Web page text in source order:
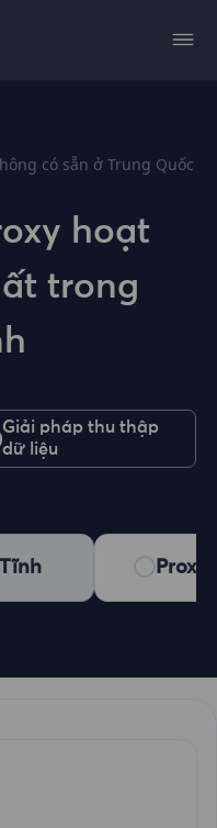
có sẵn ở Trung Quốc
hoạt
trong
Giải pháp thu thập
dữ liệu
Proxy